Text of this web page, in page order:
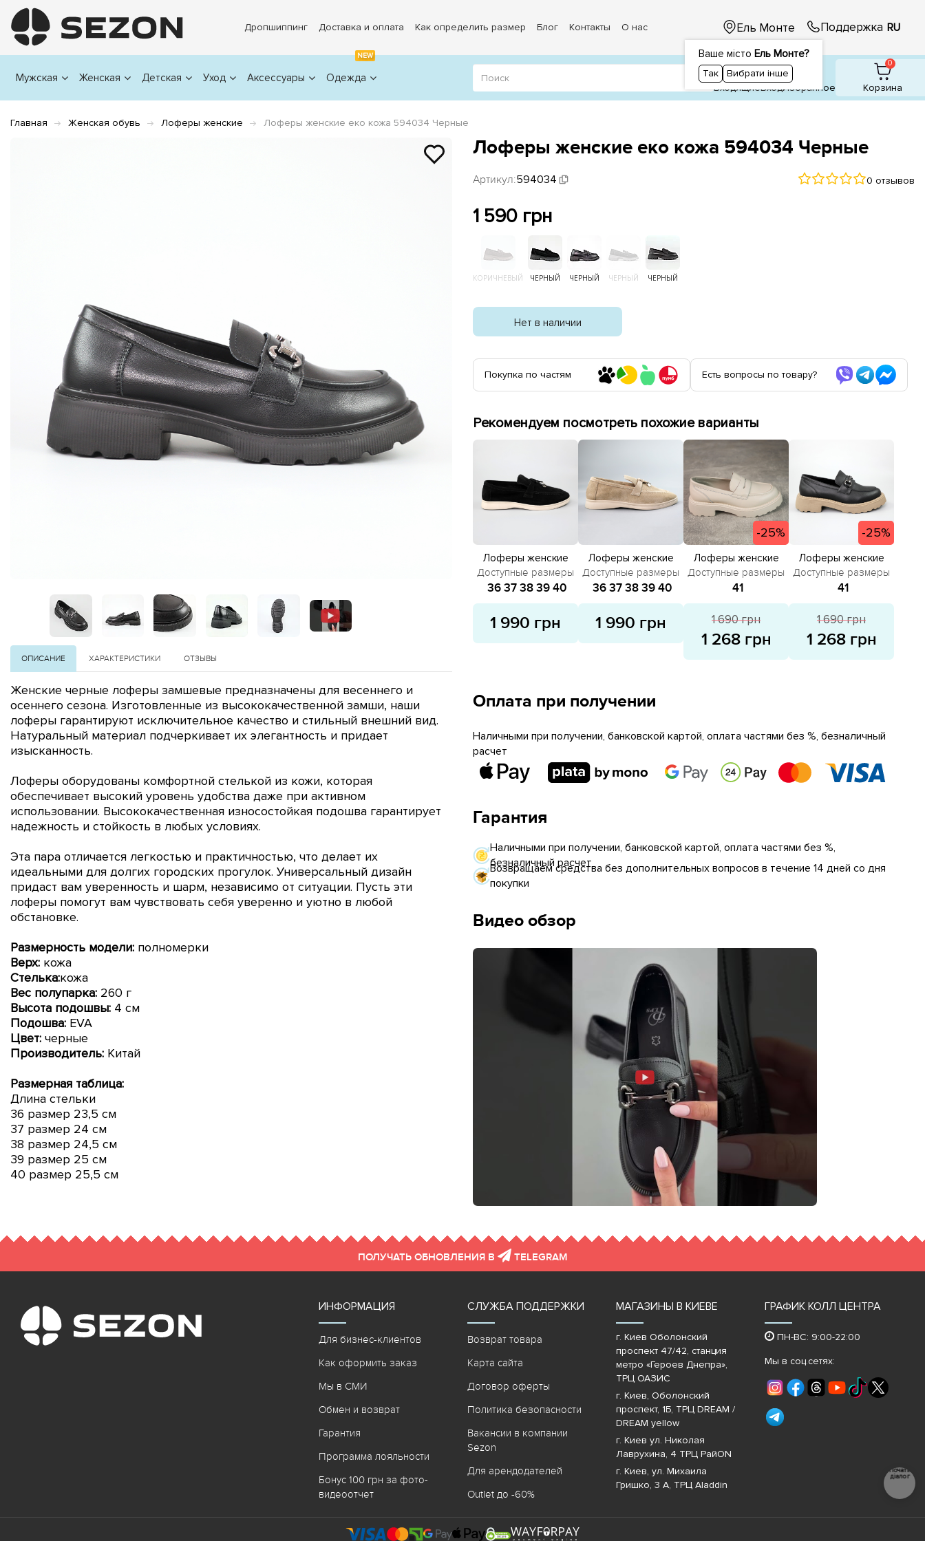
Дропшиппинг Доставка и оплата Как определить размер Блог Контакты О нас Ель Монте
Ваше місто Ель Монте?
Так Вибрати інше
Поддержка RU
Мужская Женская Детская Уход Аксессуары
NEW
Одежда
1
ВходящиеВходИзбранное
0
Корзина
Главная Женская обувь Лоферы женские Лоферы женские еко кожа 594034 Черные
Лоферы женские еко кожа 594034 Черные
Артикул:594034 0 отзывов
1 590 грн
КОРИЧНЕВЫЙ ЧЕРНЫЙ ЧЕРНЫЙ ЧЕРНЫЙ ЧЕРНЫЙ
Нет в наличии
Покупка по частям Есть вопросы по товару?
Рекомендуем посмотреть похожие варианты
Лоферы женские
замшевые 585379
Черные
Доступные размеры
3637383940
1 990 грн
Лоферы женские
замшевые 586284
Бежевые
Доступные размеры
3637383940
1 990 грн
-25%
Лоферы женские
кожаные на
тракторной подошве
Доступные размеры
41
1 690 грн
1 268 грн
-25%
Лоферы женские
кожаные на
тракторной подошве
Доступные размеры
41
1 690 грн
1 268 грн
Оплата при получении
Наличными при получении, банковской картой, оплата частями без %, безналичный
расчет
Гарантия
Наличными при получении, банковской картой, оплата частями без %,
безналичный расчет
Возвращаем средства без дополнительных вопросов в течение 14 дней со дня
покупки
Видео обзор
ОПИСАНИЕ ХАРАКТЕРИСТИКИ ОТЗЫВЫ
Женские черные лоферы замшевые предназначены для весеннего и
осеннего сезона. Изготовленные из высококачественной замши, наши
лоферы гарантируют исключительное качество и стильный внешний вид.
Натуральный материал подчеркивает их элегантность и придает
изысканность.
Лоферы оборудованы комфортной стелькой из кожи, которая
обеспечивает высокий уровень удобства даже при активном
использовании. Высококачественная износостойкая подошва гарантирует
надежность и стойкость в любых условиях.
Эта пара отличается легкостью и практичностью, что делает их
идеальными для долгих городских прогулок. Универсальный дизайн
придаст вам уверенность и шарм, независимо от ситуации. Пусть эти
лоферы помогут вам чувствовать себя уверенно и уютно в любой
обстановке.
Размерность модели: полномерки
Верх: кожа
Стелька:кожа
Вес полупарка: 260 г
Высота подошвы: 4 см
Подошва: EVA
Цвет: черные
Производитель: Китай
Размерная таблица:
Длина стельки
36 размер 23,5 см
37 размер 24 см
38 размер 24,5 см
39 размер 25 см
40 размер 25,5 см
ПОЛУЧАТЬ ОБНОВЛЕНИЯ В TELEGRAM
ИНФОРМАЦИЯ
Для бизнес-клиентов
Как оформить заказ
Мы в СМИ
Обмен и возврат
Гарантия
Программа лояльности
Бонус 100 грн за фото-
видеоотчет
СЛУЖБА ПОДДЕРЖКИ
Возврат товара
Карта сайта
Договор оферты
Политика безопасности
Вакансии в компании
Sezon
Для арендодателей
Outlet до -60%
МАГАЗИНЫ В КИЕВЕ
г. Киев Оболонский
проспект 47/42, станция
метро «Героев Днепра»‎,
ТРЦ ОАЗИС
г. Киев, Оболонский
проспект, 1Б, ТРЦ DREAM /
DREAM yellow
г. Киев ул. Николая
Лаврухина, 4 ТРЦ РайON
г. Киев, ул. Михаила
Гришко, 3 А, ТРЦ Aladdin
ГРАФИК КОЛЛ ЦЕНТРА
ПН-ВС: 9:00-22:00
Мы в соц.сетях:
Почати
діалог